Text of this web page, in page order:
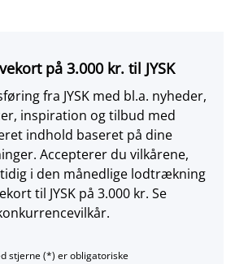
på 3.000 kr. til JYSK
fra JYSK med bl.a. nyheder,
inspiration og tilbud med
indhold baseret på dine
Accepterer du vilkårene,
i den månedlige lodtrækning
til JYSK på 3.000 kr. Se
stjerne (*) er obligatoriske